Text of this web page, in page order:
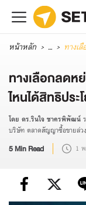
หน้าหลัก ... ทางเลื
ทางเลือกลดห
ไหนได้สิทธิประ
โดย ดร.รินใจ ชาครพิพัฒน์
บริษัท ตลาดสัญญาซื้อขายล่ว
5 Min Read 1